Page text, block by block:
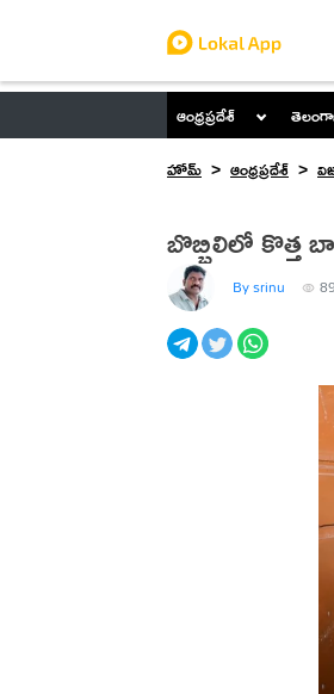
ఆంధ్రప్రదేశ్
హోమ్
ఆంధ్రప్రదేశ్
బొబ్బిలిలో కొత్త
By srinu